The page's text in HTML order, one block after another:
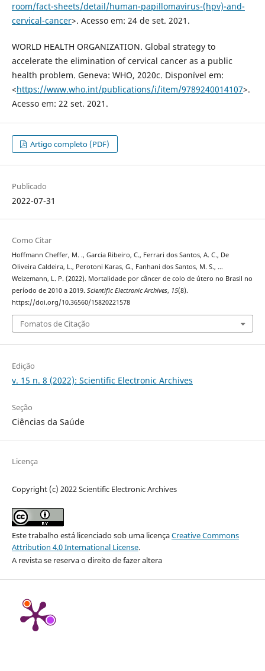
room/fact-sheets/detail/human-papillomavirus-(hpv)-and-
cervical-cancer>. Acesso em: 24 de set. 2021.
WORLD HEALTH ORGANIZATION. Global strategy to
accelerate the elimination of cervical cancer as a public
health problem. Geneva: WHO, 2020c. Disponível em:
<https://www.who.int/publications/i/item/9789240014107>.
Acesso em: 22 set. 2021.
Artigo completo (PDF)
Publicado
2022-07-31
Como Citar
Hoffmann Cheffer, M. ., Garcia Ribeiro, C., Ferrari dos Santos, A. C., De
Oliveira Caldeira, L., Perotoni Karas, G., Fanhani dos Santos, M. S., …
Weizemann, L. P. (2022). Mortalidade por câncer de colo de útero no Brasil no
período de 2010 a 2019. Scientific Electronic Archives, 15(8).
https://doi.org/10.36560/15820221578
Fomatos de Citação
Edição
v. 15 n. 8 (2022): Scientific Electronic Archives
Seção
Ciências da Saúde
Licença
Copyright (c) 2022 Scientific Electronic Archives
Este trabalho está licenciado sob uma licençaCreative Commons
Attribution 4.0 International License.
A revista se reserva o direito de fazer altera